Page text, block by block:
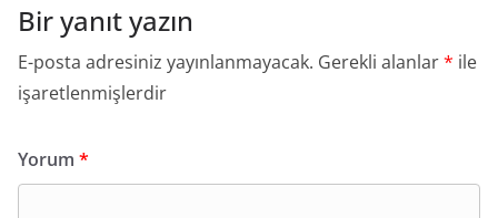
Bir yanıt yazın
E-posta adresiniz yayınlanmayacak. Gerekli alanlar* ile
işaretlenmişlerdir
Yorum *